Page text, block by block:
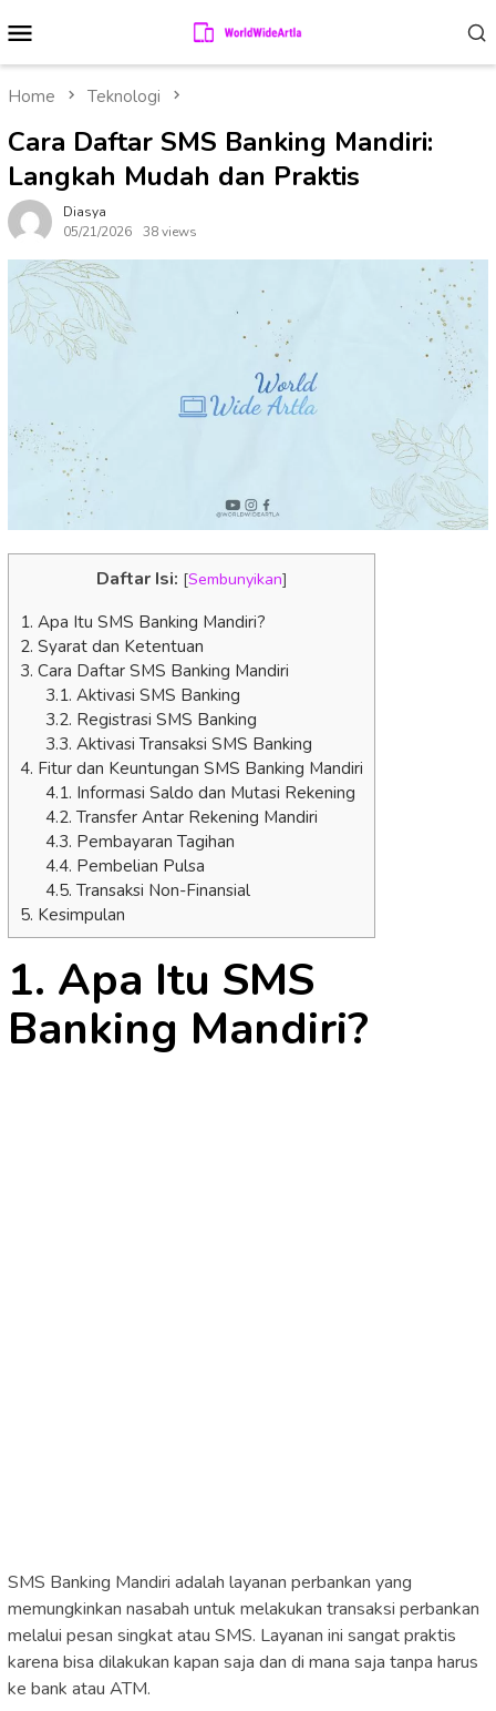
to
contentMenu
Home Teknologi
Cara Daftar SMS Banking Mandiri:
Langkah Mudah dan Praktis
Diasya
05/21/2026
38 views
Daftar Isi: [Sembunyikan]
1. Apa Itu SMS Banking Mandiri?
2. Syarat dan Ketentuan
3. Cara Daftar SMS Banking Mandiri
3.1. Aktivasi SMS Banking
3.2. Registrasi SMS Banking
3.3. Aktivasi Transaksi SMS Banking
4. Fitur dan Keuntungan SMS Banking Mandiri
4.1. Informasi Saldo dan Mutasi Rekening
4.2. Transfer Antar Rekening Mandiri
4.3. Pembayaran Tagihan
4.4. Pembelian Pulsa
4.5. Transaksi Non-Finansial
5. Kesimpulan
1. Apa Itu SMS
Banking Mandiri?
SMS Banking Mandiri adalah layanan perbankan yang
memungkinkan nasabah untuk melakukan transaksi perbankan
melalui pesan singkat atau SMS. Layanan ini sangat praktis
karena bisa dilakukan kapan saja dan di mana saja tanpa harus
ke bank atau ATM.